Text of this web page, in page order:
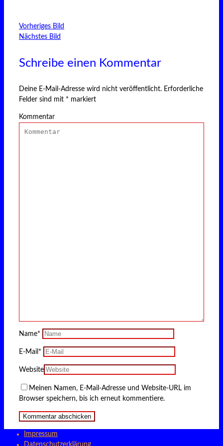
Vorheriges Bild
Nächstes Bild
Schreibe einen Kommentar
Deine E-Mail-Adresse wird nicht veröffentlicht. Erforderliche
Felder sind mit * markiert
Kommentar
Name*
E-Mail *
Website
Meinen Namen, E-Mail-Adresse und Website-URL im
Browser speichern, bis ich erneut kommentiere.
Impressum
Datenschutzerklärung